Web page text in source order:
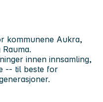
kommunene Aukra,
innen innsamling,
-- til beste for